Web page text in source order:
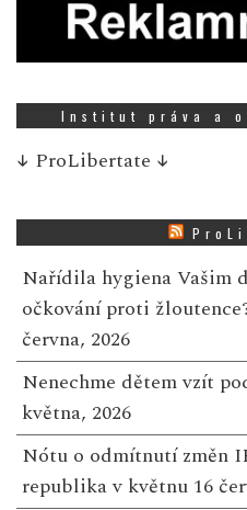
Institut práva a
↓ ProLibertate ↓
Nařídila hygiena Vašim
očkování proti
června, 2026
Nenechme dětem vzít
května, 2026
Nótu o odmítnutí změn
republika v květnu 16